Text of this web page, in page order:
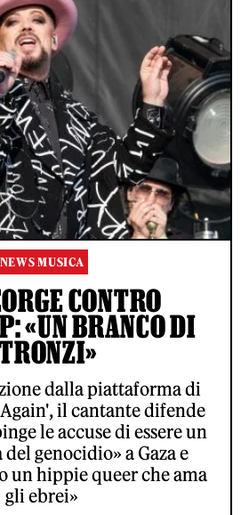
NEWS MUSICA
CONTRO
«UN BRANCO DI
dalla piattaforma di
il cantante difende
le accuse di essere un
genocidio» a Gaza e
un hippie queer che ama
gli ebrei»